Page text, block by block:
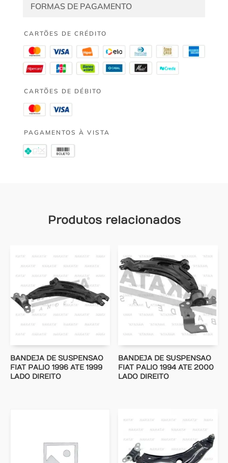
FORMAS DE PAGAMENTO
CARTÕES DE CRÉDITO
CARTÕES DE DÉBITO
PAGAMENTOS À VISTA
Produtos relacionados
BANDEJA DE SUSPENSAO
FIAT PALIO 1996 ATE 1999
LADO DIREITO
BANDEJA DE SUSPENSAO
FIAT PALIO 1994 ATE 2000
LADO DIREITO